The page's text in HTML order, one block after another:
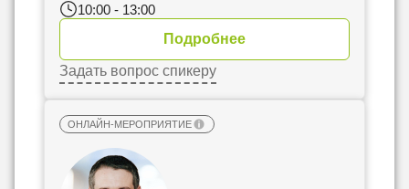
10:00 - 13:00
Подробнее
Задать вопрос спикеру
ОНЛАЙН-МЕРОПРИЯТИЕ